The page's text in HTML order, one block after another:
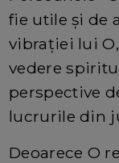
fie utile și de
vibrației lui
vedere
perspective
lucrurile din
Deoarece O